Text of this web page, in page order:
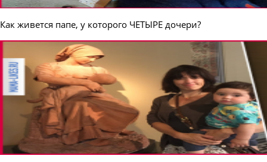
Как живется папе, у которого ЧЕТЫРЕ дочери?